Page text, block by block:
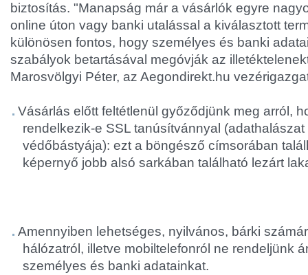
biztosítás. "Manapság már a vásárlók egyre
online úton vagy banki utalással a kiválasztott
különösen fontos, hogy személyes és banki
szabályok betartásával megóvják az
Marosvölgyi Péter, az Aegondirekt.hu
Vásárlás előtt feltétlenül győződjünk meg arról,
rendelkezik-e SSL tanúsítvánnyal
védőbástyája): ezt a böngésző címsorában
képernyő jobb alsó sarkában található lezárt
Amennyiben lehetséges, nyilvános, bárki
hálózatról, illetve mobiltelefonról ne rendeljünk
személyes és banki adatainkat.